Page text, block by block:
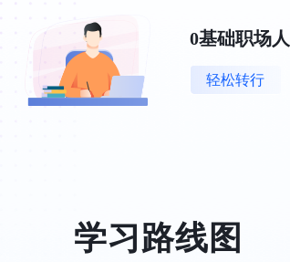
0基础职场人
轻松转行
学习路线图